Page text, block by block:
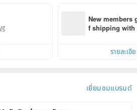
New members
f shipping
รายละเอี
เยี่ยมชมแบรนด์